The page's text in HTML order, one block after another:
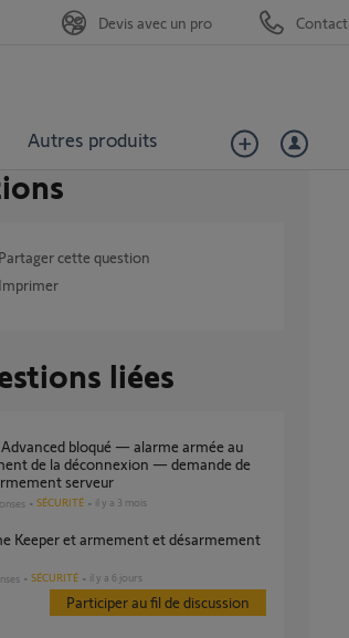
Autres produits
Devis avec un pro Contact
Partager cette question
Imprimer
liées
de la déconnexion — demande de
serveur
SÉCURITÉ il y a 3 mois
SÉCURITÉ il y a 6 jours
Participer au fil de discussion